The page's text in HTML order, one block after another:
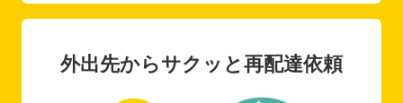
外出先からサクッと再配達依頼